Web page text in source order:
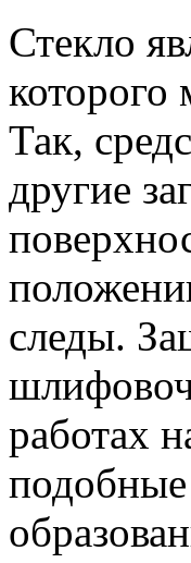
Стекло
Так,
другие
следы.
работах